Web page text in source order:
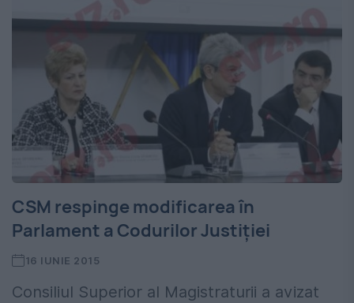
CSM respinge modificarea în
Parlament a Codurilor Justiției
16 IUNIE 2015
Consiliul Superior al Magistraturii a avizat